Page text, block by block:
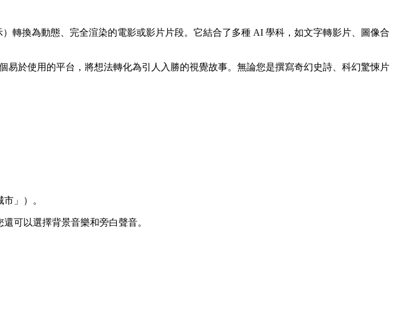
轉換為動態、完全渲染的電影或影片片段。它結合了多種 AI 學科，如文字轉影片、圖像合
易於使用的平台，將想法轉化為引人入勝的視覺故事。無論您是撰寫奇幻史詩、科幻驚悚片
」）。
可以選擇背景音樂和旁白聲音。